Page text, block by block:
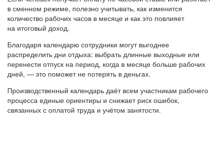
в сменном режиме, полезно учитывать, как изменится
количество рабочих часов в месяце и как это повлияет
на итоговый доход.
Благодаря календарю сотрудники могут выгоднее
распределить дни отдыха: выбрать длинные выходные или
перенести отпуск на период, когда в месяце больше рабочих
дней, — это поможет не потерять в деньгах.
Производственный календарь даёт всем участникам рабочего
процесса единые ориентиры и снижает риск ошибок,
связанных с оплатой труда и учётом занятости.